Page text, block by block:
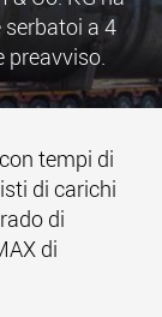
a 4
preavviso.
tempi di
di carichi
di
di